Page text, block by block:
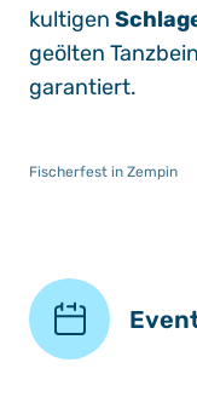
kultigen
geölten
garantiert.
Fischerfest in Zempin